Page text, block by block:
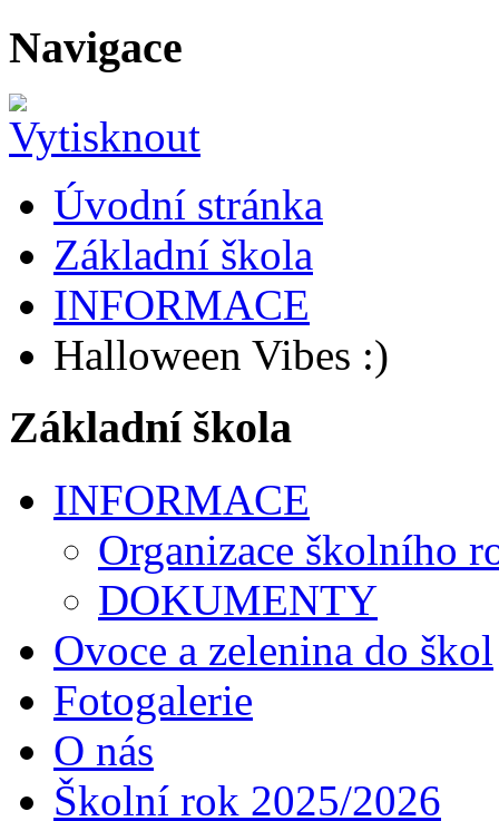
Navigace
Úvodní stránka
Základní škola
INFORMACE
Halloween Vibes :)
Základní škola
INFORMACE
Organizace školního
DOKUMENTY
Ovoce a zelenina do škol
Fotogalerie
O nás
Školní rok 2025/2026